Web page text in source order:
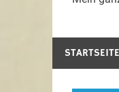
STARTSEITE